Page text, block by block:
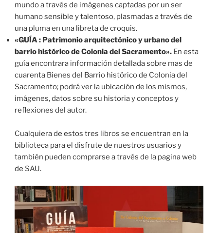
mundo a través de imágenes captadas por un ser
humano sensible y talentoso, plasmadas a través de
una pluma en una libreta de croquis.
«GUÍA : Patrimonio arquitectónico y urbano del
barrio histórico de Colonia del Sacramento». En esta
guía encontrara información detallada sobre mas de
cuarenta Bienes del Barrio histórico de Colonia del
Sacramento; podrá ver la ubicación de los mismos,
imágenes, datos sobre su historia y conceptos y
reflexiones del autor.
Cualquiera de estos tres libros se encuentran en la
biblioteca para el disfrute de nuestros usuarios y
también pueden comprarse a través de la pagina web
de SAU.